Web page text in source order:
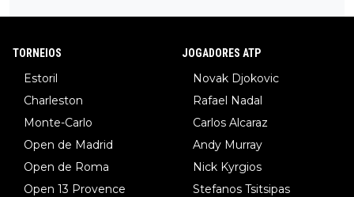
TORNEIOS
Estoril
Charleston
Monte-Carlo
Open de Madrid
Open de Roma
Open 13 Provence
JOGADORES ATP
Novak Djokovic
Rafael Nadal
Carlos Alcaraz
Andy Murray
Nick Kyrgios
Stefanos Tsitsipas